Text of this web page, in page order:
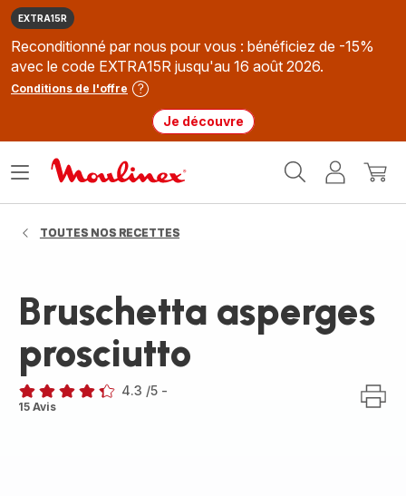
EXTRA15R
Reconditionné par nous pour vous : bénéficiez de -15%
avec le code EXTRA15R jusqu'au 16 août 2026.
Conditions de l'offre
Je découvre
MonMon
Ouvrir
TOUTES NOS RECETTES
Bruschetta asperges
prosciutto
ratings.4.3
4.3 /5 -
15 Avis